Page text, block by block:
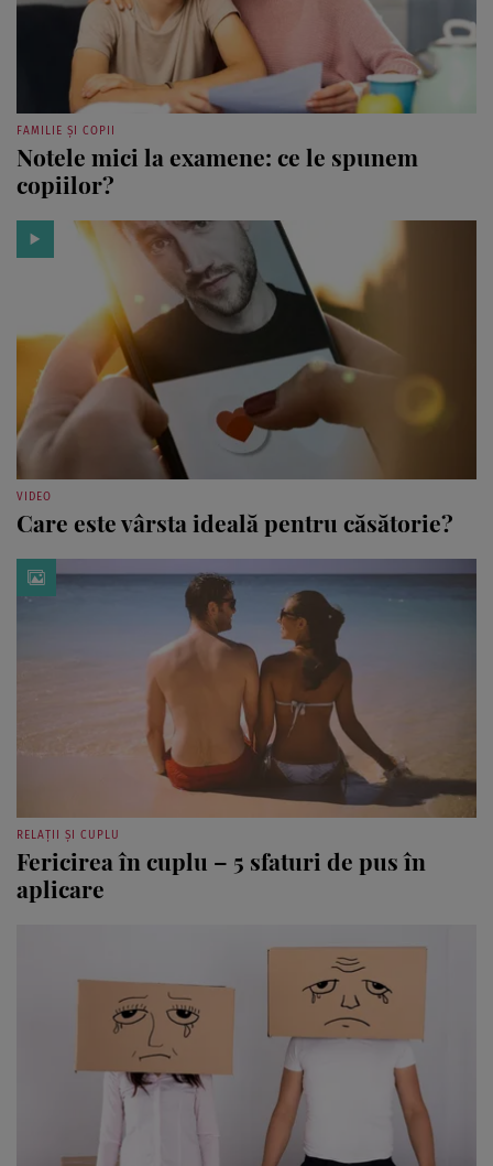
FAMILIE ȘI COPII
Notele mici la examene: ce le spunem
copiilor?
VIDEO
Care este vârsta ideală pentru căsătorie?
RELAȚII ȘI CUPLU
Fericirea în cuplu – 5 sfaturi de pus în
aplicare